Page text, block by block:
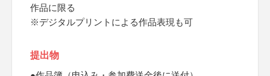
作品に限る
※デジタルプリントによる作品表現も可
提出物